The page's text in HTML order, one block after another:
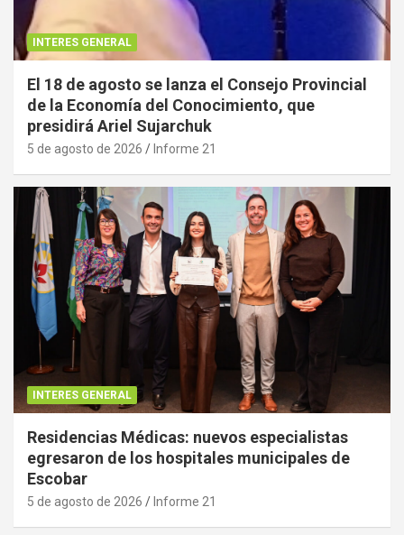
INTERES GENERAL
El 18 de agosto se lanza el Consejo Provincial
de la Economía del Conocimiento, que
presidirá Ariel Sujarchuk
5 de agosto de 2026 Informe 21
INTERES GENERAL
Residencias Médicas: nuevos especialistas
egresaron de los hospitales municipales de
Escobar
5 de agosto de 2026 Informe 21